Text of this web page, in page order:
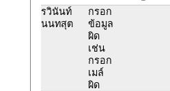
รวินันท์
นนทสุต
กรอก
ข้อมูล
ผิด
เช่น
กรอก
เมล์
ผิด